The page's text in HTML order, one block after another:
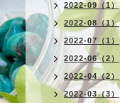
2022-09（1）
2022-08（1）
2022-07（1）
2022-06（2）
2022-04（2）
2022-03（3）